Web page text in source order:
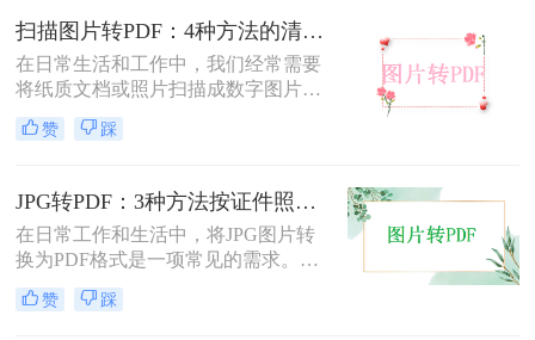
扫描图片转PDF：4种方法的清晰度和文件体积对比!
在日常生活和工作中，我们经常需要
将纸质文档或照片扫描成数字图片，
并进一步将这些图片转换成PDF格
式，以便于分享、存储和查阅。那么
介绍四种将扫描图片转换成PDF的方
法。
赞 踩
JPG转PDF：3种方法按证件照、截图和风景照分别推荐！
在日常工作和生活中，将JPG图片转
换为PDF格式是一项常见的需求。
PDF格式具有跨平台兼容性、易于阅
读和保护隐私等优点，因此广泛应用
赞 踩